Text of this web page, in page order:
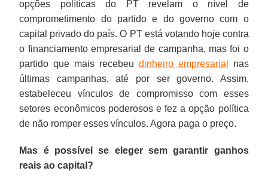
opções políticas do PT revelam o nível de
comprometimento do partido e do governo com o
capital privado do país. O PT está votando hoje contra
o financiamento empresarial de campanha, mas foi o
partido que mais recebeu dinheiro empresarial
nas
últimas campanhas, até por ser governo. Assim,
estabeleceu vínculos de compromisso com esses
setores econômicos poderosos e fez a opção política
de não romper esses vínculos. Agora paga o preço.
Mas é possível se eleger sem garantir ganhos
reais ao capital?